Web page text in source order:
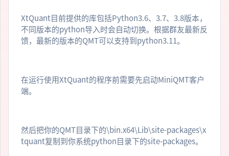
XtQuant目前提供的库包括Python3.6、3.7、3.8版本，
不同版本的python导入时会自动切换。根据群友最新反
馈，最新的版本的QMT可以支持到python3.11。
在运行使用XtQuant的程序前需要先启动MiniQMT客户
端。
然后把你的QMT目录下的\bin.x64\Lib\site-packages\x
tquant复制到你系统python目录下的site-packages。